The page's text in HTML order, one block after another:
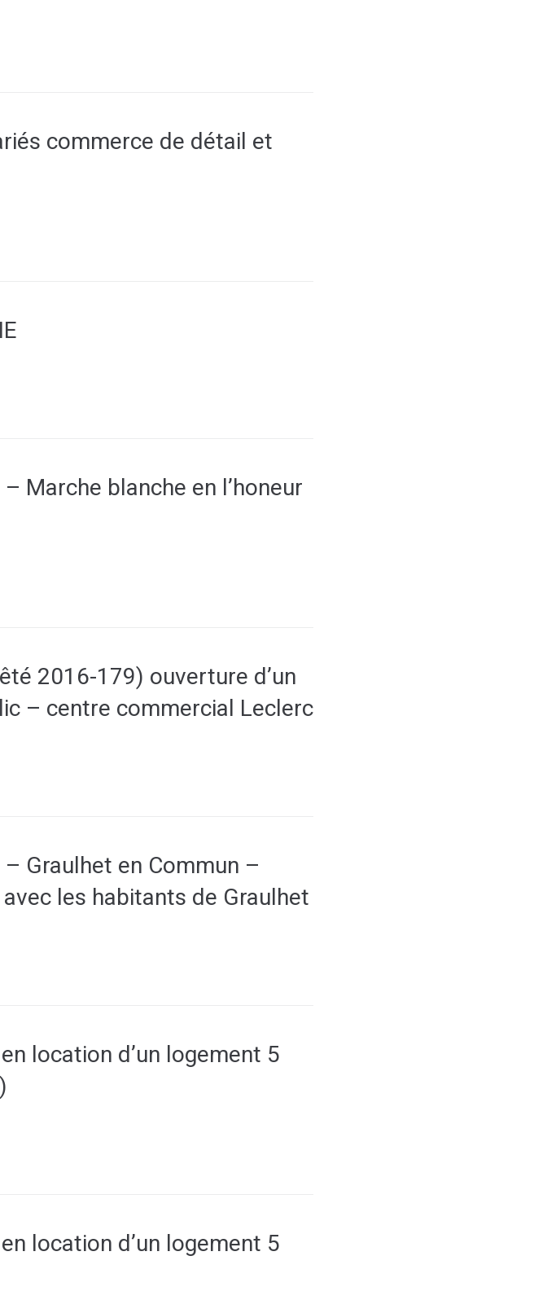
commerce de détail et
Marche blanche en l’honeur
2016-179) ouverture d’un
– centre commercial Leclerc
Graulhet en Commun –
les habitants de Graulhet
location d’un logement 5
location d’un logement 5